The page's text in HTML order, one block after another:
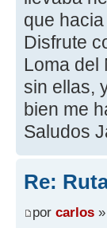
que
Disfrute
Loma del
sin ellas,
bien me
Saludos
Re:
por carlos